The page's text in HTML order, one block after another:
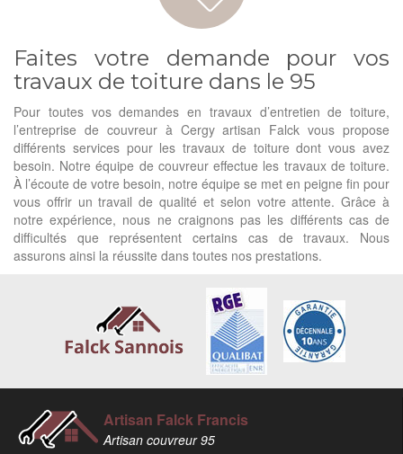
Faites votre demande pour vos
travaux de toiture dans le 95
Pour toutes vos demandes en travaux d’entretien de toiture,
l’entreprise de couvreur à Cergy artisan Falck vous propose
différents services pour les travaux de toiture dont vous avez
besoin. Notre équipe de couvreur effectue les travaux de toiture.
À l’écoute de votre besoin, notre équipe se met en peigne fin pour
vous offrir un travail de qualité et selon votre attente. Grâce à
notre expérience, nous ne craignons pas les différents cas de
difficultés que représentent certains cas de travaux. Nous
assurons ainsi la réussite dans toutes nos prestations.
Artisan Falck Francis
Artisan couvreur 95